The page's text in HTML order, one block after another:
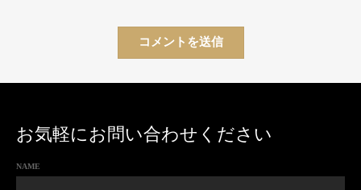
お気軽にお問い合わせください
NAME